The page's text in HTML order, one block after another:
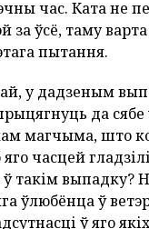
час. Ката не
за ўсё, таму
пытання.
у дадзеным
да сябе
магчыма, што
часцей
ў такім выпадку?
ўлюбёнца ў
ў яго